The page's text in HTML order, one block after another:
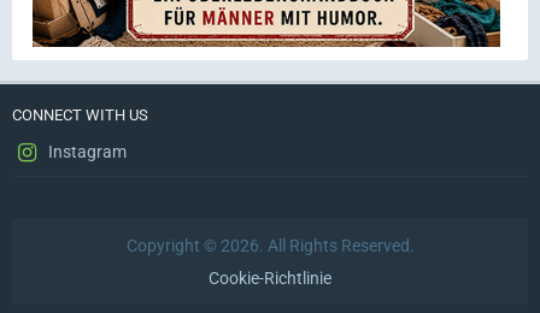
CONNECT WITH US
Instagram
Copyright © 2026. All Rights Reserved.
Cookie-Richtlinie